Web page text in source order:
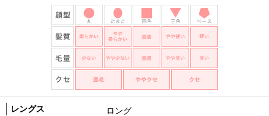
レングス ロング